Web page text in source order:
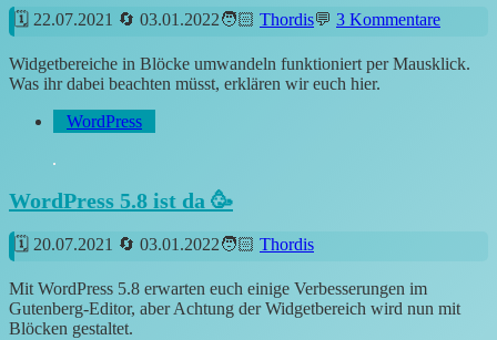
22.07.2021 03.01.2022 Thordis 3 Kommentare
Widgetbereiche in Blöcke umwandeln funktioniert per Mausklick.
Was ihr dabei beachten müsst, erklären wir euch hier.
WordPress
WordPress 5.8 ist da 🥳
20.07.2021 03.01.2022 Thordis
Mit WordPress 5.8 erwarten euch einige Verbesserungen im
Gutenberg-Editor, aber Achtung der Widgetbereich wird nun mit
Blöcken gestaltet.